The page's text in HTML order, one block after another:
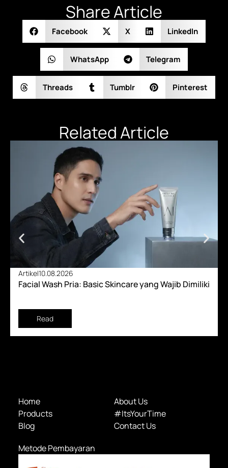
Share Article
Facebook X LinkedIn
WhatsApp Telegram
Threads Tumblr Pinterest
Related Article
Artikel10.08.2026
Facial Wash Pria: Basic Skincare yang Wajib Dimiliki
Read
Home
About Us
Products
#ItsYourTime
Blog
Contact Us
Metode Pembayaran